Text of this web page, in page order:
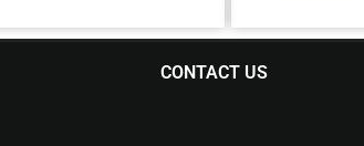
CONTACT US